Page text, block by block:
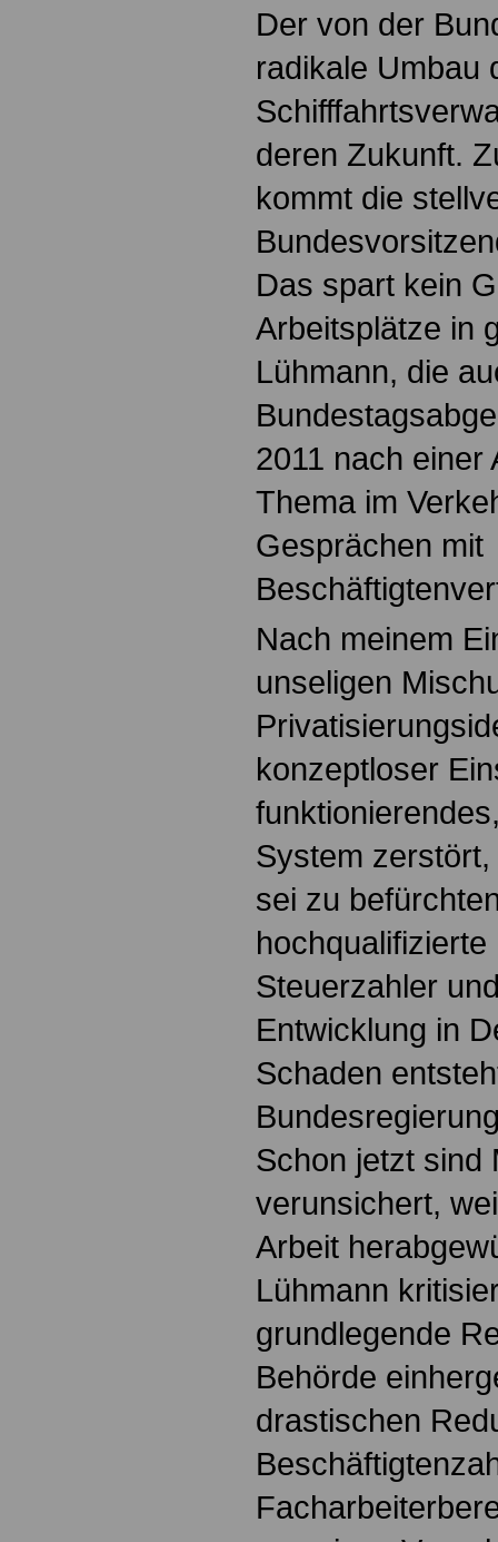
Der von der
radikale Umbau
deren Zukunft.
kommt die
Das spart kein
Arbeitsplätze in
Lühmann, die
2011 nach einer
Thema im
Gesprächen mit
Nach meinem
unseligen
konzeptloser
System
sei zu
Steuerzahler
Entwicklung in
Schaden
Schon jetzt sind
verunsichert,
Arbeit
Lühmann
grundlegende
Behörde
drastischen